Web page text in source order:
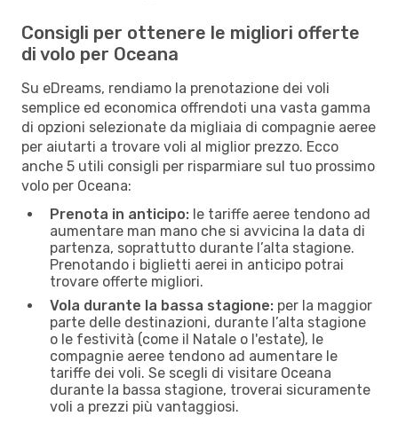
Consigli per ottenere le migliori offerte
di volo per Oceana
Su eDreams, rendiamo la prenotazione dei voli
semplice ed economica offrendoti una vasta gamma
di opzioni selezionate da migliaia di compagnie aeree
per aiutarti a trovare voli al miglior prezzo. Ecco
anche 5 utili consigli per risparmiare sul tuo prossimo
volo per Oceana:
Prenota in anticipo: le tariffe aeree tendono ad
aumentare man mano che si avvicina la data di
partenza, soprattutto durante l’alta stagione.
Prenotando i biglietti aerei in anticipo potrai
trovare offerte migliori.
Vola durante la bassa stagione: per la maggior
parte delle destinazioni, durante l’alta stagione
o le festività (come il Natale o l'estate), le
compagnie aeree tendono ad aumentare le
tariffe dei voli. Se scegli di visitare Oceana
durante la bassa stagione, troverai sicuramente
voli a prezzi più vantaggiosi.